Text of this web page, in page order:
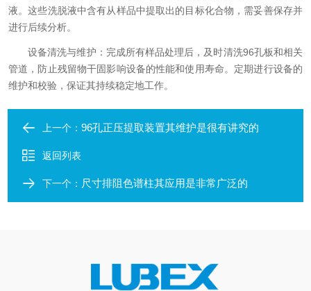
液。这些洗脱液中含有从样品中提取出的目标化合物，需妥善保存并
进行后续分析。
设备清洗与维护：完成所有样品处理后，及时清洗96孔板和相关
管道，防止残留物干固影响设备的性能和使用寿命。定期进行设备的
维护和校验，保证其持续稳定地工作。
上一个：96孔正压提取装置其维护是很有讲究的
返回列表
下一个： 尺寸排阻色谱柱其应用是非常广泛的